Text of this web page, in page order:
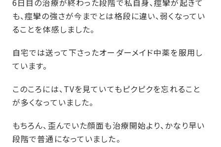
6日目の治療が終わった段階で私自身、痙攣が起きて
も、痙攣の強さが今までとは格段に違い、弱くなってい
ることを体感しました。
自宅では送って下さったオーダーメイド中薬を服用し
ています。
このころには、TVを見ていてもピクピクを忘れること
が多くなっていました。
もちろん、歪んでいた顔面も治療開始より、かなり早い
段階で普通になっていました。